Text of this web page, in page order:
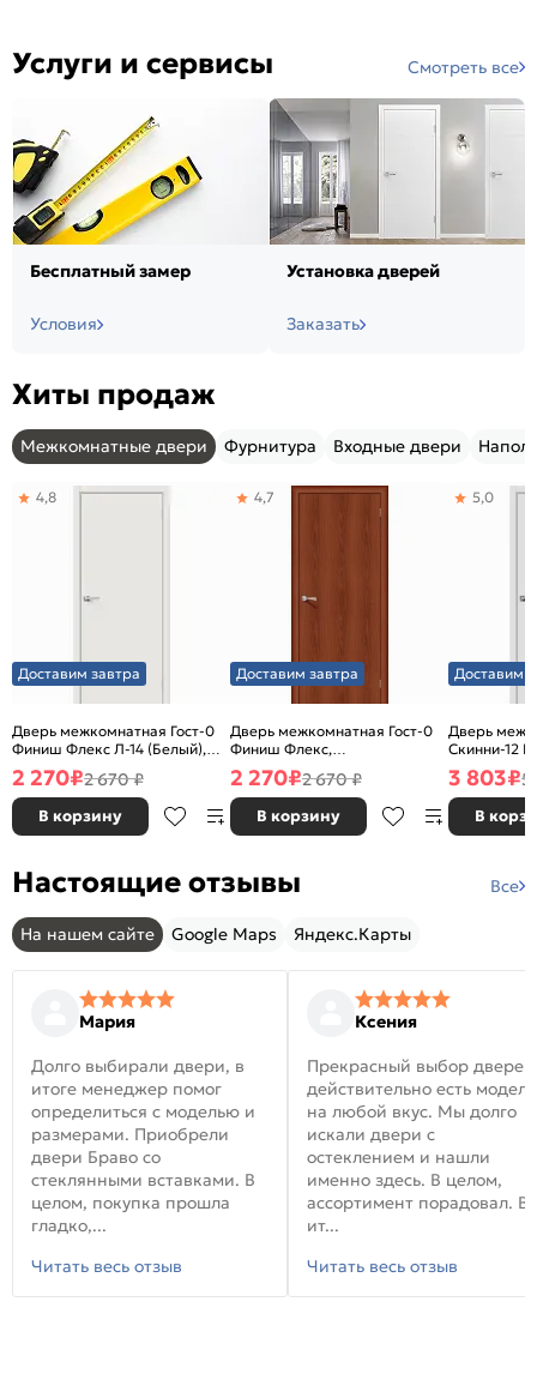
Услуги и сервисы Смотреть все
Бесплатный замер
Условия
Установка дверей
Заказать
Хиты продаж
Межкомнатные двери Фурнитура Входные двери
Доставим завтра
Дверь межкомнатная Гост-0
Финиш Флекс Л-14 (Белый),
глухая, каркасно-щитовая
4,8
2 270₽2 670 ₽
В корзину
Доставим завтра
Дверь межкомнатная Гост-0
Финиш Флекс,
Ламинированные Л-11
(ИталОрех), глухая, каркасно-
щитовая
4,7
2 270₽2 670 ₽
В корзину
Доставим
Дверь
Скинни-12
глухая,
5,0
3 803₽5
В
Настоящие отзывы Все
На нашем сайте Google Maps Яндекс.Карты
Мария
Долго выбирали двери, в
итоге менеджер помог
определиться с моделью и
размерами. Приобрели
двери Браво со
стеклянными вставками. В
целом, покупка прошла
гладко,...
Читать весь отзыв
Ксения
Прекрасный выбор
действительно есть модели
на любой вкус. Мы долго
искали двери с
остеклением и нашли
именно здесь. В целом,
ассортимент порадовал. В
ит...
Читать весь отзыв